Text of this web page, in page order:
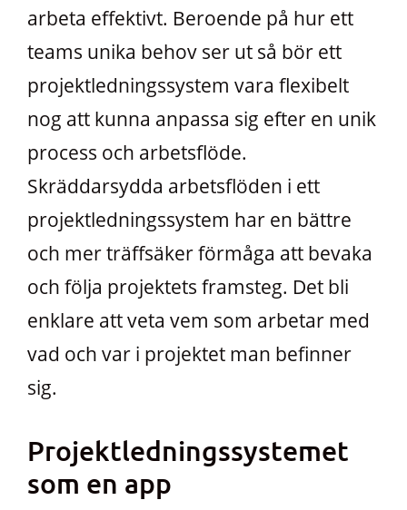
arbeta effektivt. Beroende på hur ett
teams unika behov ser ut så bör ett
projektledningssystem vara flexibelt
nog att kunna anpassa sig efter en unik
process och arbetsflöde.
Skräddarsydda arbetsflöden i ett
projektledningssystem har en bättre
och mer träffsäker förmåga att bevaka
och följa projektets framsteg. Det bli
enklare att veta vem som arbetar med
vad och var i projektet man befinner
sig.
Projektledningssystemet
som en app